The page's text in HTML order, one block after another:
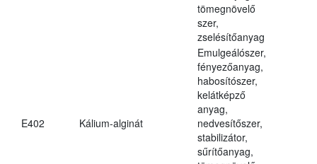
tömegnövelő
szer,
zselésítőanyag
E402 Kálium-alginát
Emulgeálószer,
fényezőanyag,
habosítószer,
kelátképző
anyag,
nedvesítőszer,
stabilizátor,
sűrítőanyag,